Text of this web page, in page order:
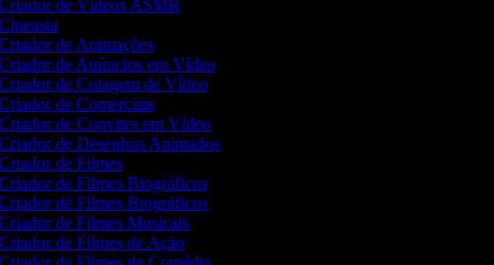
de Vídeos ASMR
de Animações
de Anúncios em Vídeo
de Colagem de Vídeo
de Comerciais
de Convites em Vídeo
de Desenhos Animados
de Filmes
de Filmes Biográficos
de Filmes Biográficos
de Filmes Musicais
de Filmes de Ação